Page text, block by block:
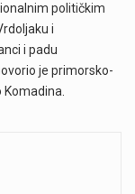
političkim
i
i padu
je primorsko-
Komadina.